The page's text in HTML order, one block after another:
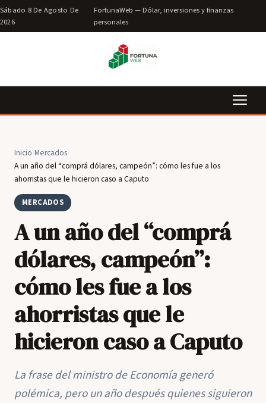
Sábado 8 De Agosto De
2026
FortunaWeb — Dólar, inversiones y finanzas
personales
Inicio Mercados
A un año del “comprá dólares, campeón”: cómo les fue a los
ahorristas que le hicieron caso a Caputo
MERCADOS
A un año del “comprá
dólares, campeón”:
cómo les fue a los
ahorristas que le
hicieron caso a Caputo
La frase del ministro de Economía generó
polémica, pero un año después quienes siguieron